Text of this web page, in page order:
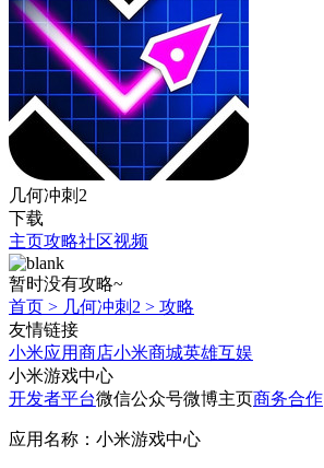
几何冲刺2
下载
主页攻略社区视频
暂时没有攻略~
首页 > 几何冲刺2 > 攻略
友情链接
小米应用商店小米商城英雄互娱
小米游戏中心
开发者平台微信公众号微博主页商务合作
应用名称：小米游戏中心